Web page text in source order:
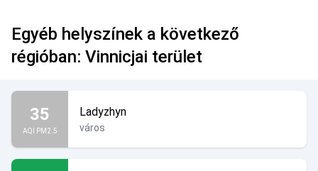
Egyéb helyszínek a következő
régióban: Vinnicjai terület
35
AQI PM2.5
Ladyzhyn
város